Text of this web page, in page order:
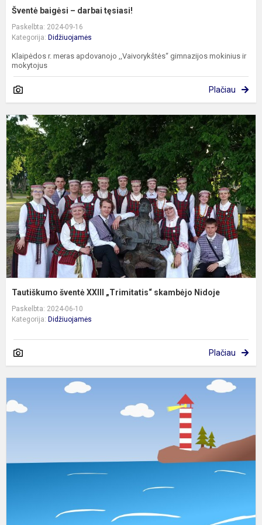
Šventė baigėsi – darbai tęsiasi!
Paskelbta: 2024-09-16
Kategorija: Didžiuojamės
Klaipėdos r. meras apdovanojo ,,Vaivorykštės“ gimnazijos mokinius ir
mokytojus
Plačiau
Tautiškumo šventė XXIII „Trimitatis“ skambėjo Nidoje
Paskelbta: 2024-06-10
Kategorija: Didžiuojamės
Plačiau